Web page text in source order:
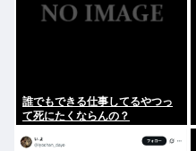
誰でもできる仕事してるやつっ
て死にたくならんの？